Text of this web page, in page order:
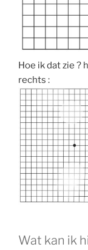
Hoe ik dat zie ?
rechts :
Wat kan ik